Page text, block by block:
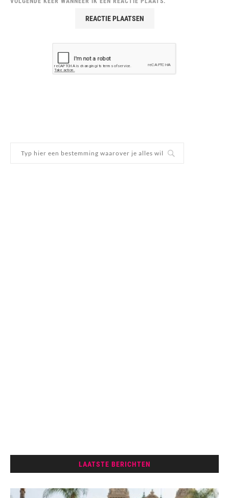
LAATSTE BERICHTEN